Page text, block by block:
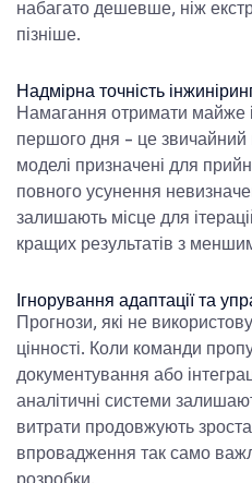
набагато дешевше, ніж
пізніше.
Надмірна точність
Намагання отримати майже
першого дня - це звичайний
моделі призначені для
повного усунення
залишають місце для
кращих результатів з
Ігнорування адаптації та
Прогнози, які не
цінності. Коли команди
документування або
аналітичні системи
витрати продовжують
впровадження так само